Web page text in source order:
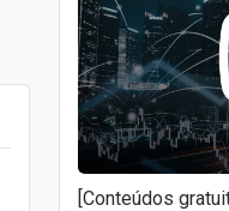
[Conteúdos